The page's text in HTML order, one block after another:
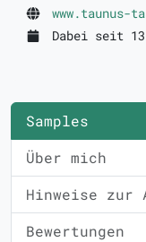
www.taunus-
Dabei seit
Samples
Über mich
Hinweise zur
Bewertungen